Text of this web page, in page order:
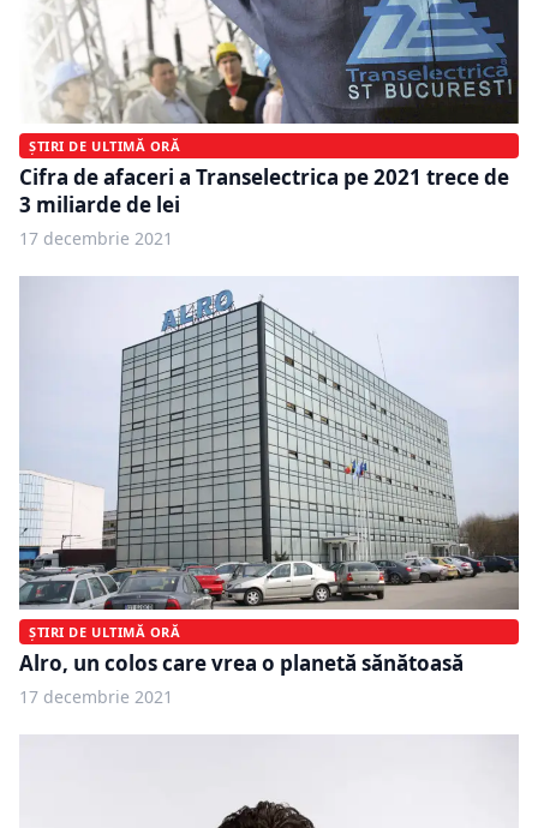
ȘTIRI DE ULTIMĂ ORĂ
Cifra de afaceri a Transelectrica pe 2021 trece de
3 miliarde de lei
17 decembrie 2021
ȘTIRI DE ULTIMĂ ORĂ
Alro, un colos care vrea o planetă sănătoasă
17 decembrie 2021